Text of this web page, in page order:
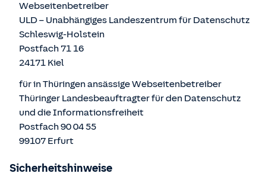
Webseitenbetreiber
ULD – Unabhängiges Landeszentrum für Datenschutz
Schleswig-Holstein
Postfach 71 16
24171 Kiel
für in Thüringen ansässige Webseitenbetreiber
Thüringer Landesbeauftragter für den Datenschutz
und die Informationsfreiheit
Postfach 90 04 55
99107 Erfurt
Sicherheitshinweise